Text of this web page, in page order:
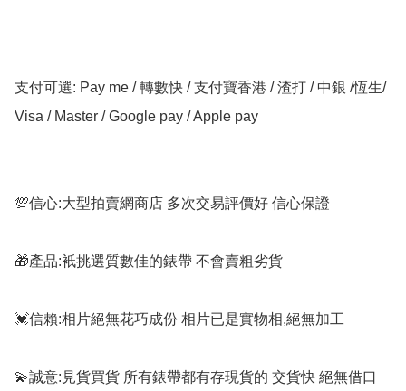
支付可選: Pay me / 轉數快 / 支付寶香港 / 渣打 / 中銀 /恆生/
Visa / Master / Google pay / Apple pay
💯信心:大型拍賣網商店 多次交易評價好 信心保證
🎁產品:衹挑選質數佳的錶帶 不會賣粗劣貨
💓信賴:相片絕無花巧成份 相片已是實物相,絕無加工
💫誠意:見貨買貨 所有錶帶都有存現貨的 交貨快 絕無借口